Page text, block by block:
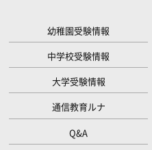
幼稚園受験情報
中学校受験情報
大学受験情報
通信教育ルナ
Q&A